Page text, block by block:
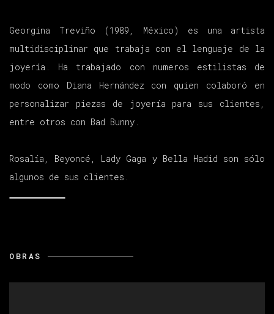
Georgina Treviño (1989, México) es una artista
multidisciplinar que trabaja con el lenguaje de la
joyería. Ha trabajado con numeros estilistas de
modo como Diana Hernández con quien colaboró en
personalizar piezas de joyería para sus clientes,
entre otros con Bad Bunny.
Rosalía, Beyoncé, Lady Gaga y Bella Hadid son sólo
algunos de sus clientes.
OBRAS